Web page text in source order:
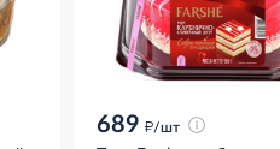
689 д/шт